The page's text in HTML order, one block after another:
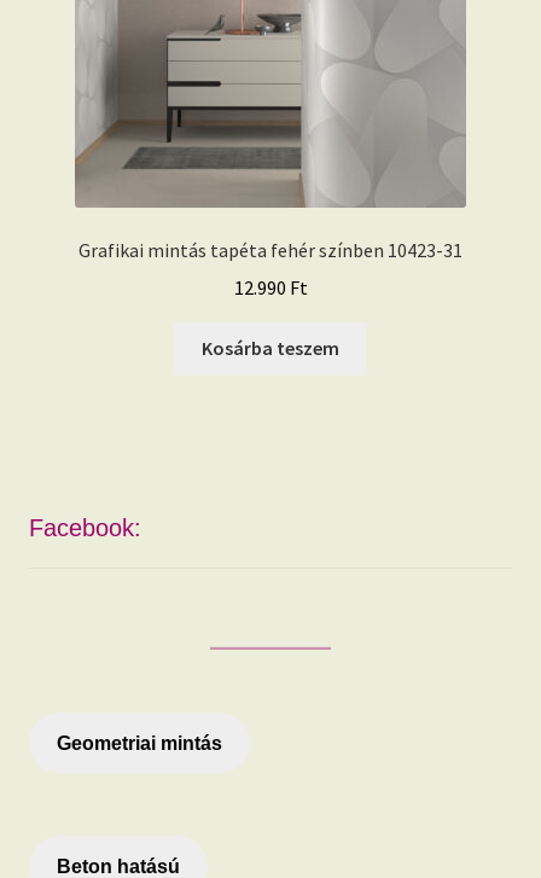
Grafikai mintás tapéta fehér színben 10423-31
12.990 Ft
Kosárba teszem
Facebook:
Geometriai mintás
Beton hatású